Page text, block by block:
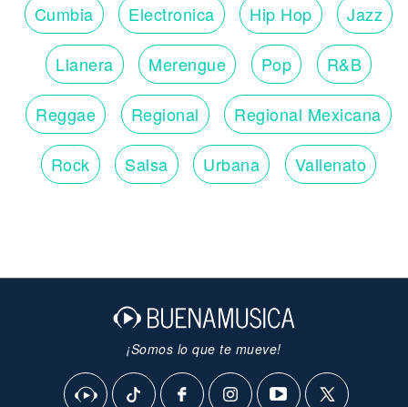
Cumbia Electronica Hip Hop Jazz
Llanera Merengue Pop R&B
Reggae Regional Regional Mexicana
Rock Salsa Urbana Vallenato
¡Somos lo que te mueve!